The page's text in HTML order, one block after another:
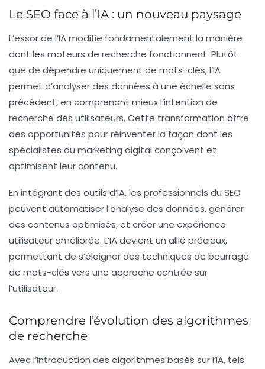
Le SEO face à l’IA : un nouveau paysage
L’essor de l’IA modifie fondamentalement la manière
dont les moteurs de recherche fonctionnent. Plutôt
que de dépendre uniquement de mots-clés, l’IA
permet d’analyser des données à une échelle sans
précédent, en comprenant mieux l’intention de
recherche des utilisateurs. Cette transformation offre
des opportunités pour réinventer la façon dont les
spécialistes du marketing digital conçoivent et
optimisent leur contenu.
En intégrant des outils d’IA, les professionnels du SEO
peuvent automatiser l’analyse des données, générer
des contenus optimisés, et créer une expérience
utilisateur améliorée. L’IA devient un allié précieux,
permettant de s’éloigner des techniques de bourrage
de mots-clés vers une approche centrée sur
l’utilisateur.
Comprendre l’évolution des algorithmes
de recherche
Avec l’introduction des algorithmes basés sur l’IA, tels